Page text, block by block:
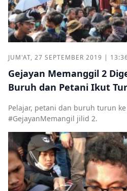
JUM'AT, 27 SEPTEMBER 2019 |
Gejayan Memanggil 2
Buruh dan Petani Ikut
Pelajar, petani dan buruh turun
#GejayanMemangil jilid 2.